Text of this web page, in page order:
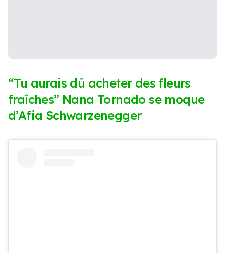
“Tu aurais dû acheter des fleurs
fraîches” Nana Tornado se moque
d’Afia Schwarzenegger